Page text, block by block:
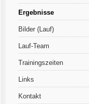
Ergebnisse
Bilder (Lauf)
Lauf-Team
Trainingszeiten
Links
Kontakt